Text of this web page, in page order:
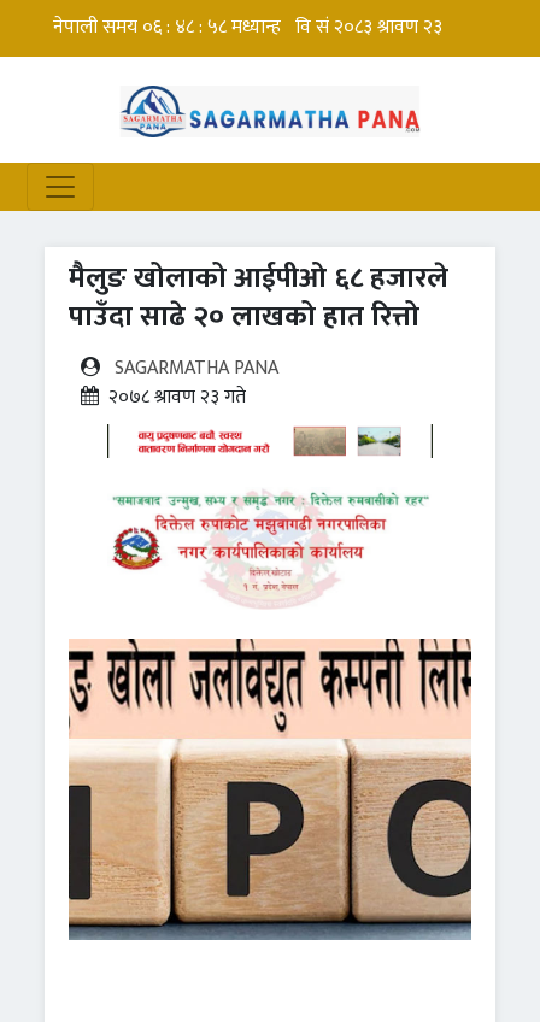
मैलुङ खोलाको आईपीओ ६८ हजारले
पाउँदा साढे २० लाखको हात रित्तो
SAGARMATHA PANA
२०७८ श्रावण २३ गते